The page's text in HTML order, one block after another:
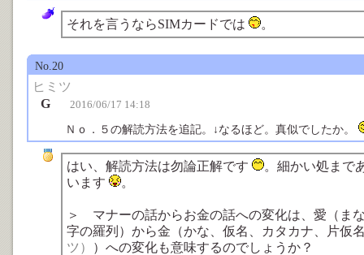
それを言うならSIMカードでは 。
No.20
ヒミツ
G
2016/06/17 14:18
Ｎｏ．５の解読方法を追記。↓なるほど。真似でしたか。
はい、解読方法は勿論正解です
。細かい処まで
います
。
＞ マナーの話からお金の話への変化は、愛（ま
字の羅列）から金（かな、仮名、カタカナ、片仮
ツ）
）への変化も意味するのでしょうか？